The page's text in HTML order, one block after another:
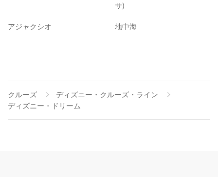
サ)
アジャクシオ 地中海
クルーズ
ディズニー・クルーズ・ライン
ディズニー・ドリーム